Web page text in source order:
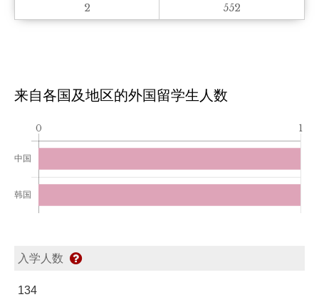
2
552
来自各国及地区的外国留学生人数
入学人数
134